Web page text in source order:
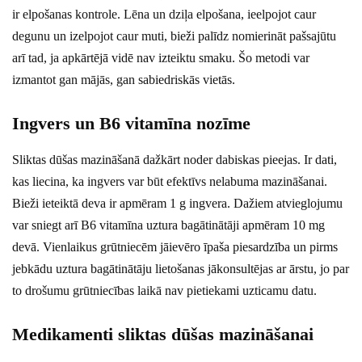
ir elpošanas kontrole. Lēna un dziļa elpošana, ieelpojot caur
degunu un izelpojot caur muti, bieži palīdz nomierināt pašsajūtu
arī tad, ja apkārtējā vidē nav izteiktu smaku. Šo metodi var
izmantot gan mājās, gan sabiedriskās vietās.
Ingvers un B6 vitamīna nozīme
Sliktas dūšas mazināšanā dažkārt noder dabiskas pieejas. Ir dati,
kas liecina, ka ingvers var būt efektīvs nelabuma mazināšanai.
Bieži ieteiktā deva ir apmēram 1 g ingvera. Dažiem atvieglojumu
var sniegt arī B6 vitamīna uztura bagātinātāji apmēram 10 mg
devā. Vienlaikus grūtniecēm jāievēro īpaša piesardzība un pirms
jebkādu uztura bagātinātāju lietošanas jākonsultējas ar ārstu, jo par
to drošumu grūtniecības laikā nav pietiekami uzticamu datu.
Medikamenti sliktas dūšas mazināšanai